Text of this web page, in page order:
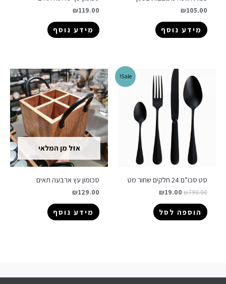
₪105.00
מידע נוסף
₪119.00
מידע נוסף
Sale!
סט סכו”ם 24 חלקים שחור מט
₪790.00
₪19.00
הוספה לסל
אזל מן המלאי
סכומון עץ ארבעה תאים
₪129.00
מידע נוסף